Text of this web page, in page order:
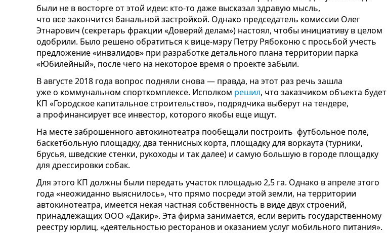
были не в восторге от этой идеи: кто-то даже высказал здравую мысль,
что все закончится банальной застройкой. Однако председатель комиссии Олег
Этнарович (секретарь фракции «Доверяй делам») настоял, чтобы инициативу в целом
одобрили. Было решено обратиться к вице-мэру Петру Рябоконю с просьбой учесть
предложение «инвалидов» при разработке детального плана территории парка
«Юбилейный», после чего на некоторое время о проекте забыли.
В августе 2018 года вопрос подняли снова — правда, на этот раз речь зашла
уже о коммунальном спорткомплексе. Исполком решил, что заказчиком объекта будет
КП «Городское капитальное строительство», подрядчика выберут на тендере,
а профинансирует все инвестор, которого якобы еще ищут.
На месте заброшенного автокинотеатра пообещали построить футбольное поле,
баскетбольную площадку, два теннисных корта, площадку для воркаута (турники,
брусья, шведские стенки, рукоходы и так далее) и самую большую в городе площадку
для дрессировки собак.
Для этого КП должны были передать участок площадью 2,5 га. Однако в апреле этого
года «неожиданно выяснилось», что прямо посреди этой земли, на территории
автокинотеатра, имеется некая частная собственность в виде двух строений,
принадлежащих ООО «Дакир». Эта фирма занимается, если верить государственному
реестру юрлиц, «деятельностью ресторанов и оказанием услуг мобильного питания».